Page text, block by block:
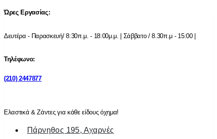
Ώρες Εργασίας:
Δευτέρα - Παρασκευή/ 8:30π.μ. - 18:00μ.μ. | Σάββατο / 8.30π.μ - 15:00 |
Τηλέφωνο:
(210) 2447877
Ελαστικά & Ζάντες για κάθε είδους όχημα!
Πάρνηθος 195, Αχαρνές